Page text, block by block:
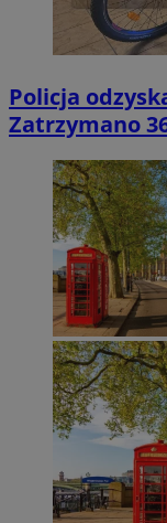
Policja
Zatrzymano